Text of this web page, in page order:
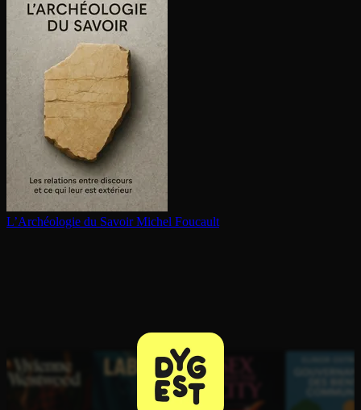
L’Archéologie du Savoir Michel Foucault